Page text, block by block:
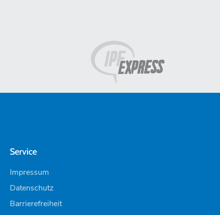
Service
Impressum
Datenschutz
Barrierefreiheit